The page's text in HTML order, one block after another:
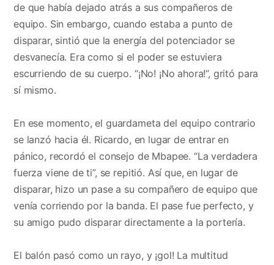
de que había dejado atrás a sus compañeros de
equipo. Sin embargo, cuando estaba a punto de
disparar, sintió que la energía del potenciador se
desvanecía. Era como si el poder se estuviera
escurriendo de su cuerpo. “¡No! ¡No ahora!”, gritó para
sí mismo.
En ese momento, el guardameta del equipo contrario
se lanzó hacia él. Ricardo, en lugar de entrar en
pánico, recordó el consejo de Mbapee. “La verdadera
fuerza viene de ti”, se repitió. Así que, en lugar de
disparar, hizo un pase a su compañero de equipo que
venía corriendo por la banda. El pase fue perfecto, y
su amigo pudo disparar directamente a la portería.
El balón pasó como un rayo, y ¡gol! La multitud